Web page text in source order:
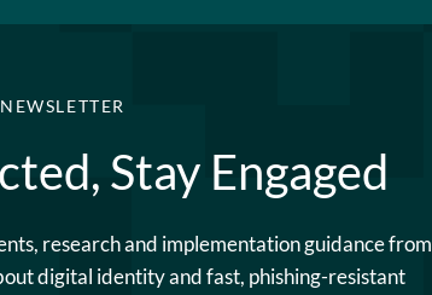
Stay Engaged
research and implementation guidance from
digital identity and fast, phishing-resistant